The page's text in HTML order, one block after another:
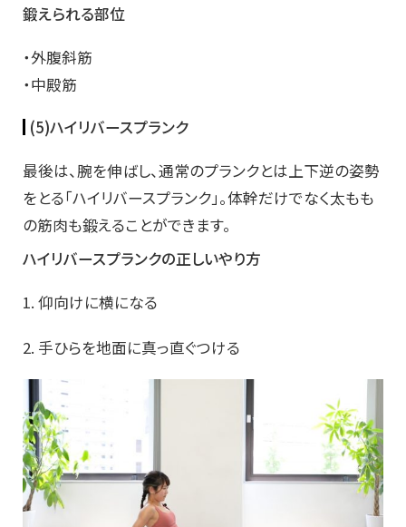
鍛えられる部位
・外腹斜筋
・中殿筋
(5)ハイリバースプランク
最後は、腕を伸ばし、通常のプランクとは上下逆の姿勢
をとる「ハイリバースプランク」。体幹だけでなく太もも
の筋肉も鍛えることができます。
ハイリバースプランクの正しいやり方
1. 仰向けに横になる
2. 手ひらを地面に真っ直ぐつける